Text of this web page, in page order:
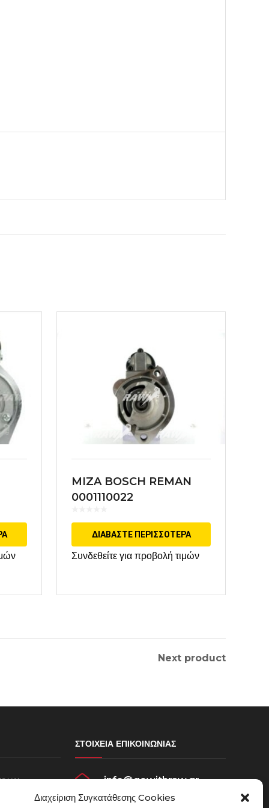
Διαχείριση Συγκατάθεσης Cookies
MIZA BOSCH REMAN
0001110022
ΔΙΑΒΆΣΤΕ ΠΕΡΙΣΣΌΤΕΡΑ
Συνδεθείτε για προβολή τιμών
Next product
ΣΤΟΙΧΕΊΑ ΕΠΙΚΟΙΝΩΝΊΑΣ
info@gowithraw.gr
24310 35062